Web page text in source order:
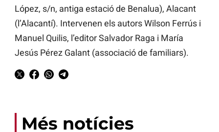
López, s/n, antiga estació de Benalua), Alacant
(l’Alacantí). Intervenen els autors Wilson Ferrús i
Manuel Quilis, l’editor Salvador Raga i María
Jesús Pérez Galant (associació de familiars).
Més notícies